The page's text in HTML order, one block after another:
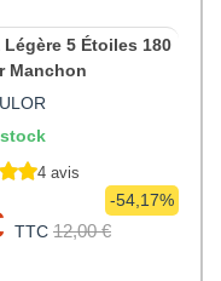
5 Étoiles 180
Manchon
4 avis
TTC 12,00 €
-54,17%